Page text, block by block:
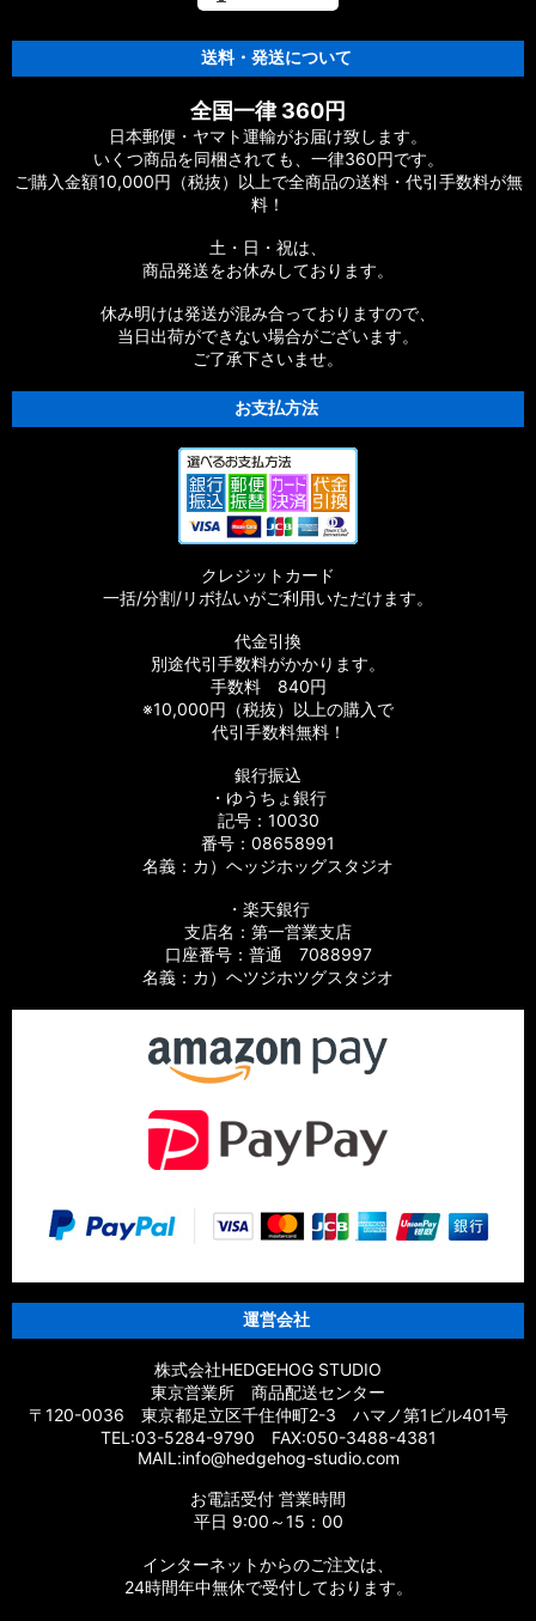
送料・発送について
全国一律 360円
日本郵便・ヤマト運輸がお届け致します。
いくつ商品を同梱されても、一律360円です。
ご購入金額10,000円（税抜）以上で全商品の送料・代引手数料が無
料！
土・日・祝は、
商品発送をお休みしております。
休み明けは発送が混み合っておりますので、
当日出荷ができない場合がございます。
ご了承下さいませ。
お支払方法
クレジットカード
一括/分割/リボ払いがご利用いただけます。
代金引換
別途代引手数料がかかります。
手数料 840円
※10,000円（税抜）以上の購入で
代引手数料無料！
銀行振込
・ゆうちょ銀行
記号：10030
番号：08658991
名義：カ）ヘッジホッグスタジオ
・楽天銀行
支店名：第一営業支店
口座番号：普通 7088997
名義：カ）ヘツジホツグスタジオ
運営会社
株式会社HEDGEHOG STUDIO
東京営業所 商品配送センター
〒120-0036 東京都足立区千住仲町2-3 ハマノ第1ビル401号
TEL:03-5284-9790 FAX:050-3488-4381
MAIL:info@hedgehog-studio.com
お電話受付 営業時間
平日 9:00～15：00
インターネットからのご注文は、
24時間年中無休で受付しております。